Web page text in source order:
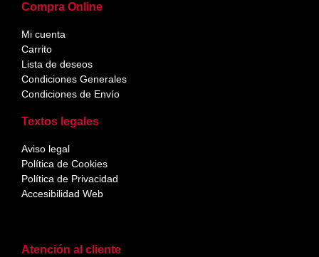
Atención al cliente
Compra Online
Mi cuenta
Carrito
Lista de deseos
Condiciones Generales
Condiciones de Envío
Textos legales
Aviso legal
Política de Cookies
Política de Privacidad
Accesibilidad Web